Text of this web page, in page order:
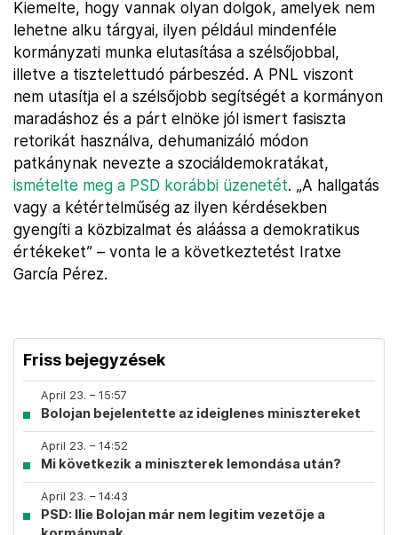
Kiemelte, hogy vannak olyan dolgok, amelyek nem
lehetne alku tárgyai, ilyen például mindenféle
kormányzati munka elutasítása a szélsőjobbal,
illetve a tisztelettudó párbeszéd. A PNL viszont
nem utasítja el a szélsőjobb segítségét a kormányon
maradáshoz és a párt elnöke jól ismert fasiszta
retorikát használva, dehumanizáló módon
patkánynak nevezte a szociáldemokratákat,
ismételte meg a PSD korábbi üzenetét. „A hallgatás
vagy a kétértelműség az ilyen kérdésekben
gyengíti a közbizalmat és aláássa a demokratikus
értékeket” – vonta le a következtetést Iratxe
García Pérez.
Friss bejegyzések
April 23. – 15:57
Bolojan bejelentette az ideiglenes minisztereket
April 23. – 14:52
Mi következik a miniszterek lemondása után?
April 23. – 14:43
PSD: Ilie Bolojan már nem legitim vezetője a